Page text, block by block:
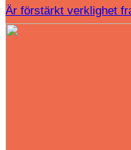
Är förstärkt verklighet